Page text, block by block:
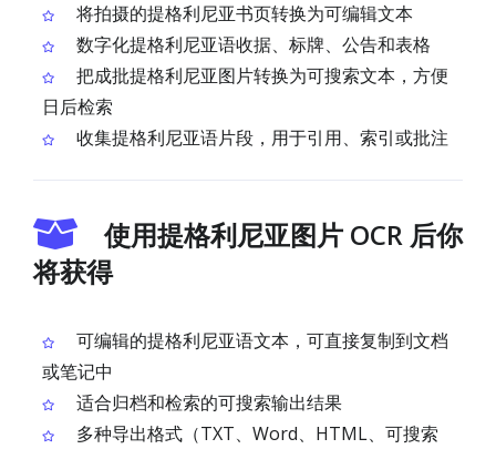
将拍摄的提格利尼亚书页转换为可编辑文本
数字化提格利尼亚语收据、标牌、公告和表格
把成批提格利尼亚图片转换为可搜索文本，方便
日后检索
收集提格利尼亚语片段，用于引用、索引或批注
使用提格利尼亚图片 OCR 后你
将获得
可编辑的提格利尼亚语文本，可直接复制到文档
或笔记中
适合归档和检索的可搜索输出结果
多种导出格式（TXT、Word、HTML、可搜索